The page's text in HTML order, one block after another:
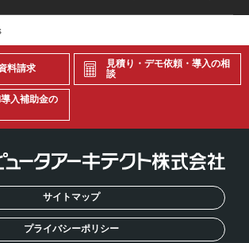
料請求
見積り・デモ依頼・導入の相
談
入補助金の
サイトマップ
プライバシーポリシー